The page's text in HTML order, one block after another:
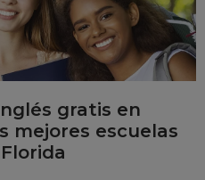
gratis en
mejores escuelas